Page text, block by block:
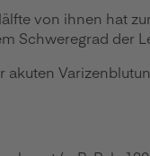
von ihnen hat
Schweregrad der